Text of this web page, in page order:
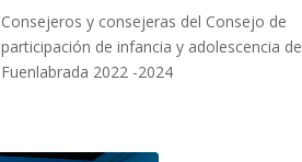
Consejeros y consejeras del Consejo de
participación de infancia y adolescencia de
Fuenlabrada 2022 -2024